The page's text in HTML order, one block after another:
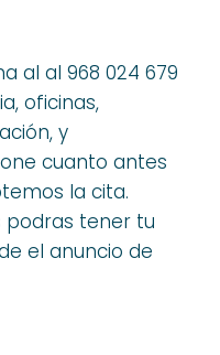
al al 968 024 679
oficinas,
y
cuanto antes
la cita.
podras tener tu
el anuncio de